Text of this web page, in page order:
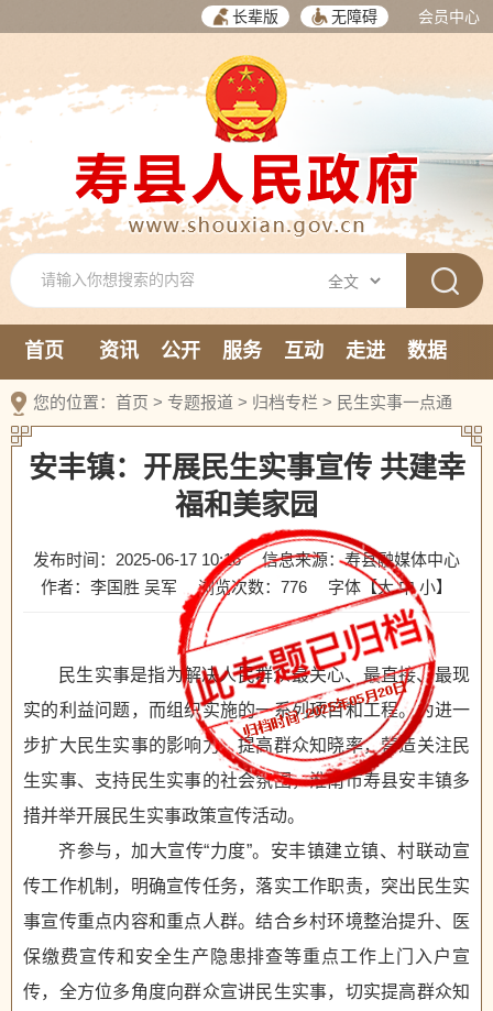
长辈版 无障碍 会员中心
首页 资讯 公开 服务 互动 走进
数据
新媒体
您的位置： 首页 > 专题报道 > 归档专栏 > 民生实事一点通
安丰镇：开展民生实事宣传 共建幸
福和美家园
发布时间：2025-06-17 10:16
信息来源：寿县融媒体中心
作者：李国胜 吴军
浏览次数： 776 字体【大 中 小】
民生实事是指为解决人民群众最关心、最直接、最现
实的利益问题，而组织实施的一系列项目和工程。为进一
步扩大民生实事的影响力，提高群众知晓率，营造关注民
生实事、支持民生实事的社会氛围，淮南市寿县安丰镇多
措并举开展民生实事政策宣传活动。
齐参与，加大宣传“力度”。安丰镇建立镇、村联动宣
传工作机制，明确宣传任务，落实工作职责，突出民生实
事宣传重点内容和重点人群。结合乡村环境整治提升、医
保缴费宣传和安全生产隐患排查等重点工作上门入户宣
传，全方位多角度向群众宣讲民生实事，切实提高群众知